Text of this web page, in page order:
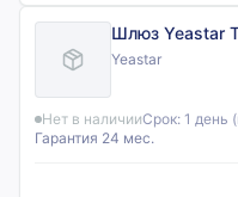
Шлюз Yeastar
Yeastar
Нет в наличииСрок: 1 день
Гарантия 24 мес.